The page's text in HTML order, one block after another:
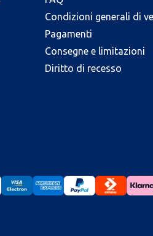
Condizioni generali di
Pagamenti
Consegne e limitazioni
Diritto di recesso